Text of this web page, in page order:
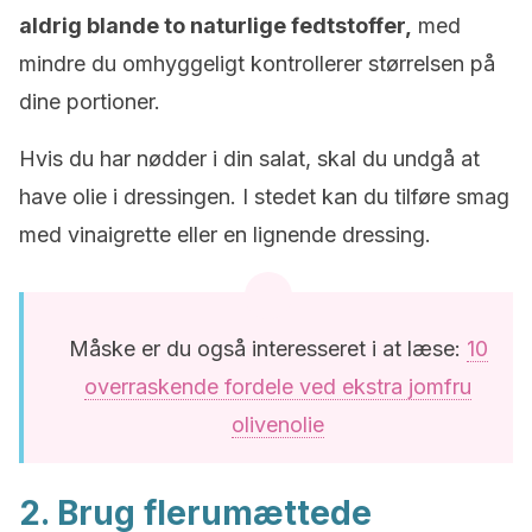
aldrig blande to naturlige fedtstoffer, med
mindre du omhyggeligt kontrollerer størrelsen på
dine portioner.
Hvis du har nødder i din salat, skal du undgå at
have olie i dressingen. I stedet kan du tilføre smag
med vinaigrette eller en lignende dressing.
Måske er du også interesseret i at læse: 10
overraskende fordele ved ekstra jomfru
olivenolie
2. Brug flerumættede